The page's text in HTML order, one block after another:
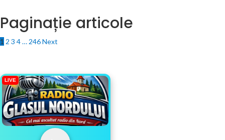
Paginație articole
1 2 3 4…246Next
LIVE